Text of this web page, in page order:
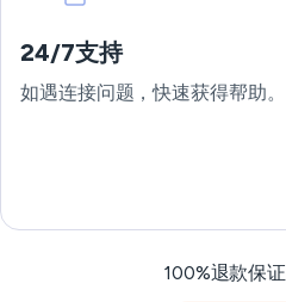
24/7支持
如遇连接问题，快速获得帮助。
100%退款保证